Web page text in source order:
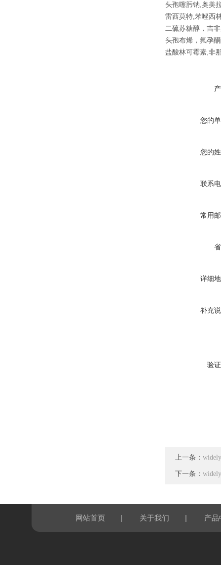
头孢噻肟钠,奥美
雷西莫特,苯唑西
二硫苏糖醇，吉
头孢布烯，氟孕
盐酸林可霉素,非
您的
您的
联系
常用
详细
补充
验
上一条：
下一条：
网站首页 | 关于我们 | 产品